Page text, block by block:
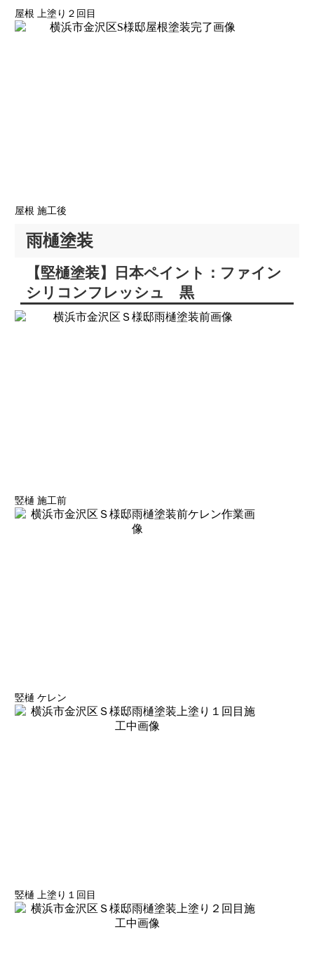
屋根 上塗り２回目
屋根 施工後
雨樋塗装
【堅樋塗装】日本ペイント：ファイン
シリコンフレッシュ 黒
竪樋 施工前
竪樋 ケレン
竪樋 上塗り１回目